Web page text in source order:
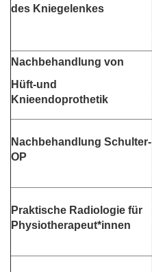
des Kniegelenkes
Nachbehandlung von
Hüft-und
Knieendoprothetik
Nachbehandlung Schulter-
OP
Praktische Radiologie für
Physiotherapeut*innen